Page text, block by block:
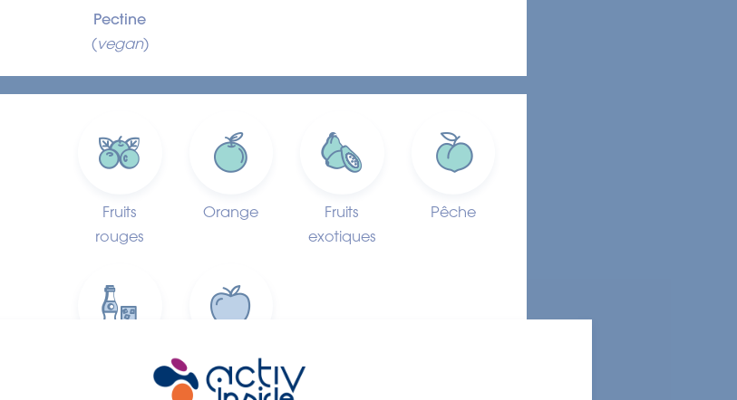
Pectine
(vegan)
Fruits
rouges
Orange
Fruits
exotiques
Pêche
Pomme
verte